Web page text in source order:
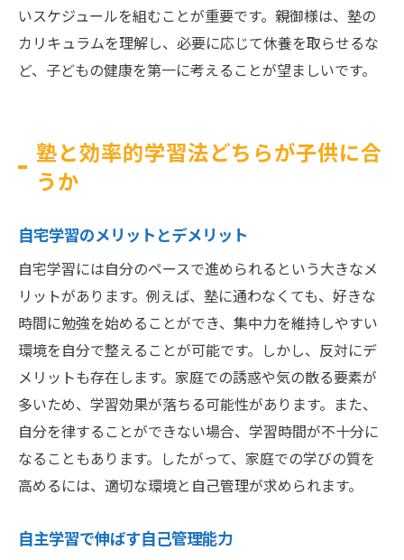
いスケジュールを組むことが重要です。親御様は、塾の
カリキュラムを理解し、必要に応じて休養を取らせるな
ど、子どもの健康を第一に考えることが望ましいです。
塾と効率的学習法どちらが子供に合
うか
自宅学習のメリットとデメリット
自宅学習には自分のペースで進められるという大きなメ
リットがあります。例えば、塾に通わなくても、好きな
時間に勉強を始めることができ、集中力を維持しやすい
環境を自分で整えることが可能です。しかし、反対にデ
メリットも存在します。家庭での誘惑や気の散る要素が
多いため、学習効果が落ちる可能性があります。また、
自分を律することができない場合、学習時間が不十分に
なることもあります。したがって、家庭での学びの質を
高めるには、適切な環境と自己管理が求められます。
自主学習で伸ばす自己管理能力